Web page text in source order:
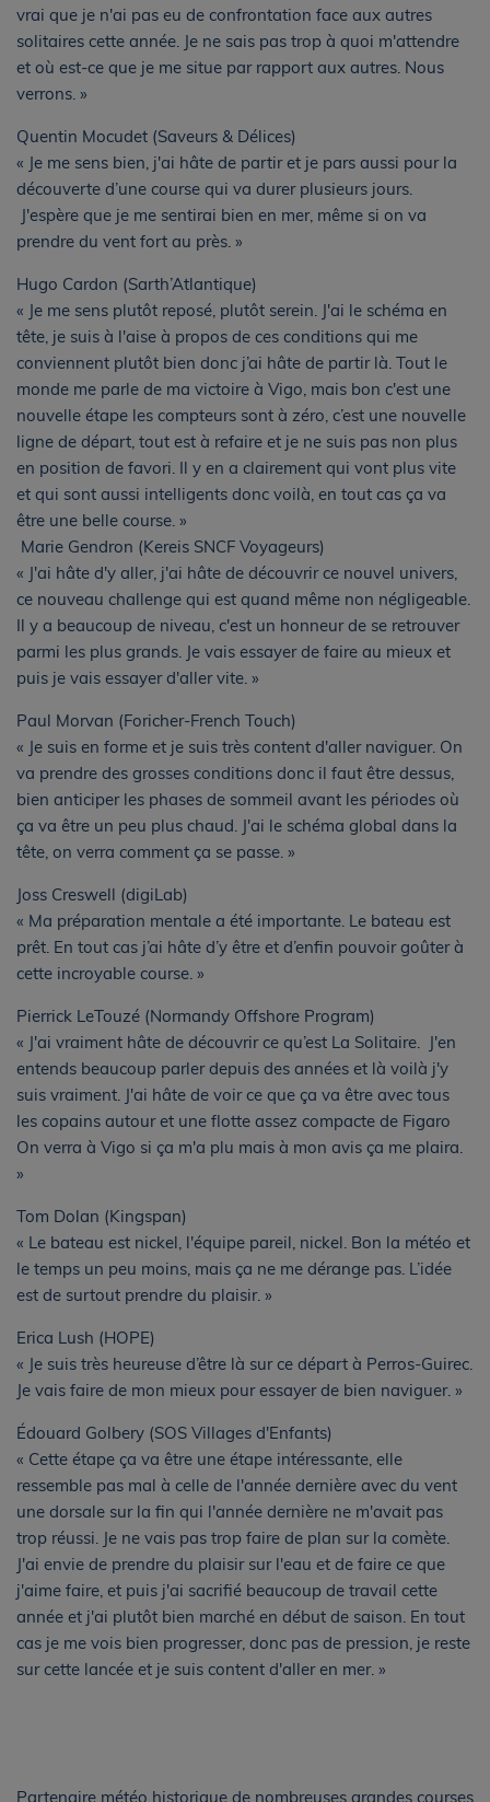
vrai que je n'ai pas eu de confrontation face aux autres
solitaires cette année. Je ne sais pas trop à quoi m'attendre
et où est-ce que je me situe par rapport aux autres. Nous
verrons. »
Quentin Mocudet (Saveurs & Délices)
« Je me sens bien, j'ai hâte de partir et je pars aussi pour la
découverte d’une course qui va durer plusieurs jours.
J'espère que je me sentirai bien en mer, même si on va
prendre du vent fort au près. »
Hugo Cardon (Sarth’Atlantique)
« Je me sens plutôt reposé, plutôt serein. J'ai le schéma en
tête, je suis à l'aise à propos de ces conditions qui me
conviennent plutôt bien donc j’ai hâte de partir là. Tout le
monde me parle de ma victoire à Vigo, mais bon c'est une
nouvelle étape les compteurs sont à zéro, c’est une nouvelle
ligne de départ, tout est à refaire et je ne suis pas non plus
en position de favori. Il y en a clairement qui vont plus vite
et qui sont aussi intelligents donc voilà, en tout cas ça va
être une belle course. »
Marie Gendron (Kereis SNCF Voyageurs)
« J'ai hâte d'y aller, j'ai hâte de découvrir ce nouvel univers,
ce nouveau challenge qui est quand même non négligeable.
Il y a beaucoup de niveau, c'est un honneur de se retrouver
parmi les plus grands. Je vais essayer de faire au mieux et
puis je vais essayer d'aller vite. »
Paul Morvan (Foricher-French Touch)
« Je suis en forme et je suis très content d'aller naviguer. On
va prendre des grosses conditions donc il faut être dessus,
bien anticiper les phases de sommeil avant les périodes où
ça va être un peu plus chaud. J'ai le schéma global dans la
tête, on verra comment ça se passe. »
Joss Creswell (digiLab)
« Ma préparation mentale a été importante. Le bateau est
prêt. En tout cas j’ai hâte d’y être et d’enfin pouvoir goûter à
cette incroyable course. »
Pierrick LeTouzé (Normandy Offshore Program)
« J'ai vraiment hâte de découvrir ce qu’est La Solitaire. J'en
entends beaucoup parler depuis des années et là voilà j'y
suis vraiment. J'ai hâte de voir ce que ça va être avec tous
les copains autour et une flotte assez compacte de Figaro
On verra à Vigo si ça m'a plu mais à mon avis ça me plaira.
»
Tom Dolan (Kingspan)
« Le bateau est nickel, l'équipe pareil, nickel. Bon la météo et
le temps un peu moins, mais ça ne me dérange pas. L’idée
est de surtout prendre du plaisir. »
Erica Lush (HOPE)
« Je suis très heureuse d’être là sur ce départ à Perros-Guirec.
Je vais faire de mon mieux pour essayer de bien naviguer. »
Édouard Golbery (SOS Villages d'Enfants)
« Cette étape ça va être une étape intéressante, elle
ressemble pas mal à celle de l'année dernière avec du vent
une dorsale sur la fin qui l'année dernière ne m'avait pas
trop réussi. Je ne vais pas trop faire de plan sur la comète.
J'ai envie de prendre du plaisir sur l'eau et de faire ce que
j'aime faire, et puis j'ai sacrifié beaucoup de travail cette
année et j'ai plutôt bien marché en début de saison. En tout
cas je me vois bien progresser, donc pas de pression, je reste
sur cette lancée et je suis content d'aller en mer. »
Partenaire météo historique de nombreuses grandes courses